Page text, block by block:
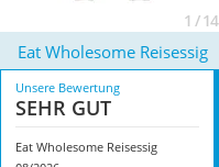
1 / 14
Eat Wholesome Reisessig
Unsere Bewertung
SEHR GUT
Eat Wholesome Reisessig